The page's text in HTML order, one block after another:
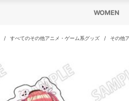
WOMEN
/ すべてのその他アニメ・ゲーム系グッズ / その他